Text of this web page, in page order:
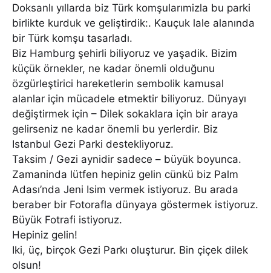
Doksanlı yıllarda biz Türk komşularımizla bu parki
birlikte kurduk ve geliştirdik:. Kauçuk lale alanında
bir Türk komşu tasarladı.
Biz Hamburg şehirli biliyoruz ve yaşadik. Bizim
küçük örnekler, ne kadar önemli olduğunu
özgürleştirici hareketlerin sembolik kamusal
alanlar için mücadele etmektir biliyoruz. Dünyayı
değiştirmek için – Dilek sokaklara için bir araya
gelirseniz ne kadar önemli bu yerlerdir. Biz
Istanbul Gezi Parki destekliyoruz.
Taksim / Gezi aynidir sadece – büyük boyunca.
Zamaninda lütfen hepiniz gelin cünkü biz Palm
Adası’nda Jeni Isim vermek istiyoruz. Bu arada
beraber bir Fotorafla dünyaya göstermek istiyoruz.
Büyük Fotrafi istiyoruz.
Hepiniz gelin!
Iki, üç, birçok Gezi Parkı oluşturur. Bin çiçek dilek
olsun!